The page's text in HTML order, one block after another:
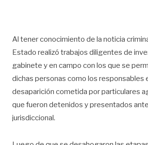
Al tener conocimiento de la noticia
Estado realizó trabajos diligentes de
gabinete y en campo con los que se
dichas personas como los responsables
desaparición cometida por particulares
que fueron detenidos y presentados
jurisdiccional.